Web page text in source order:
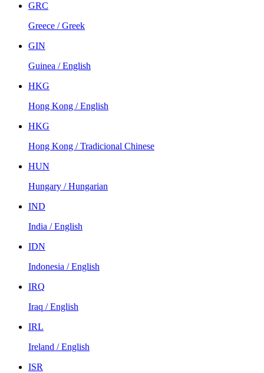
GRC
Greece / Greek
GIN
Guinea / English
HKG
Hong Kong / English
HKG
Hong Kong / Tradicional Chinese
HUN
Hungary / Hungarian
IND
India / English
IDN
Indonesia / English
IRQ
Iraq / English
IRL
Ireland / English
ISR